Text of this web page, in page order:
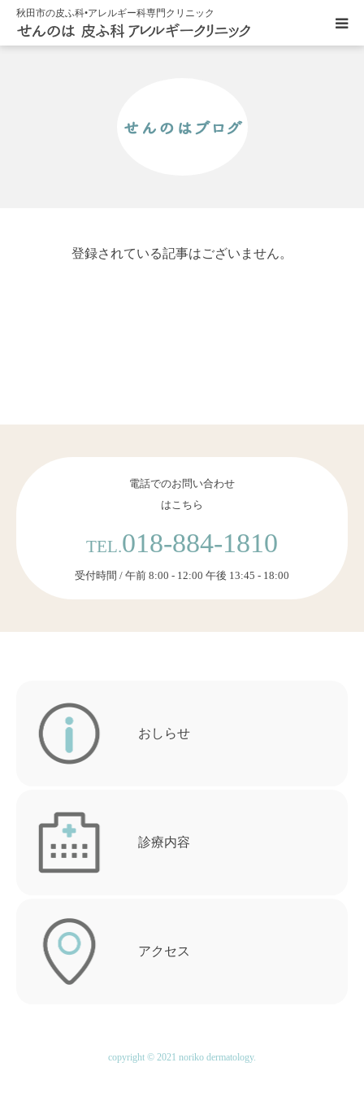
秋田市の皮ふ科•アレルギー科専門クリニック
せんのはブログ
登録されている記事はございません。
電話でのお問い合わせ
はこちら
TEL.018-884-1810
受付時間 / 午前 8:00 - 12:00 午後 13:45 - 18:00
おしらせ
診療内容
アクセス
copyright © 2021 noriko dermatology.